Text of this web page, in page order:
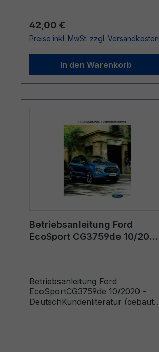
Regulärer Preis:
42,00 €
Preise inkl. MwSt. zzgl. Versandkosten
In den Warenkorb
Betriebsanleitung Ford
EcoSport CG3759de 10/2020
Betriebsanleitung Ford
EcoSportCG3759de 10/2020 -
DeutschKundenliteratur (gebaut